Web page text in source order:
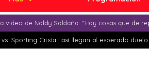
video de Naldy Saldaña: “Hay cosas que de
Sporting Cristal: así llegan al esperado duelo